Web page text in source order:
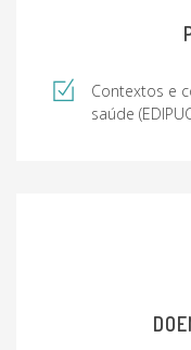
Contextos e
saúde